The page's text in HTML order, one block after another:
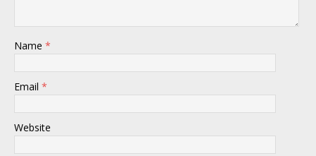
Name *
Email *
Website